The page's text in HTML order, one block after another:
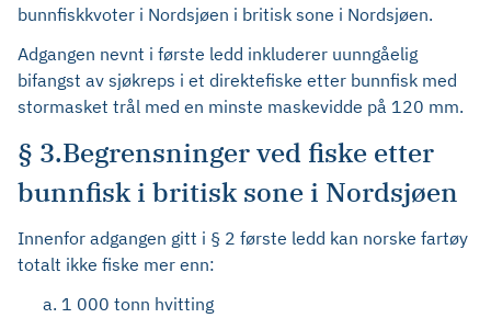
bunnfiskkvoter i Nordsjøen i britisk sone i Nordsjøen.
Adgangen nevnt i første ledd inkluderer uunngåelig
bifangst av sjøkreps i et direktefiske etter bunnfisk med
stormasket trål med en minste maskevidde på 120 mm.
§ 3.Begrensninger ved fiske etter
bunnfisk i britisk sone i Nordsjøen
Innenfor adgangen gitt i § 2 første ledd kan norske fartøy
totalt ikke fiske mer enn:
1 000 tonn hvitting